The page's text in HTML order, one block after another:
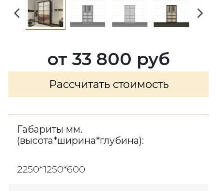
от 33 800 руб
Рассчитать стоимость
Габариты мм.
(высота*ширина*глубина):
2250*1250*600